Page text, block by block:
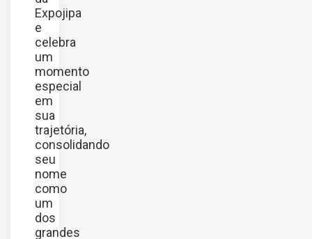
Expojipa
e
celebra
um
momento
especial
em
sua
trajetória,
consolidando
seu
nome
como
um
dos
grandes